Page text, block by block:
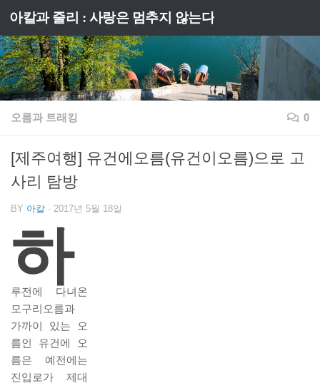
Skip to content
아칼과 줄리 : 사랑은 멈추지 않는다
오름과 트래킹 0
[제주여행] 유건에오름(유건이오름)으로 고
사리 탐방
BY 아칼 · 2017년 5월 18일
하
루전에 다녀온
모구리오름과
가까이 있는 오
름인 유건에 오
름은 예전에는
진입로가 제대